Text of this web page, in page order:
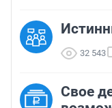
32 543
Свое